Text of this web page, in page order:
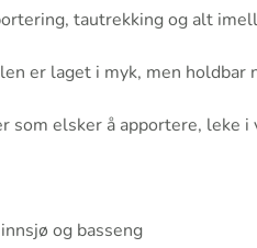
tautrekking og alt
er laget i myk, men holdbar
som elsker å apportere, leke
og basseng